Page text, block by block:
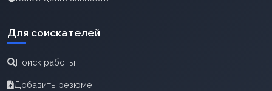
Для соискателей
Поиск работы
Добавить резюме